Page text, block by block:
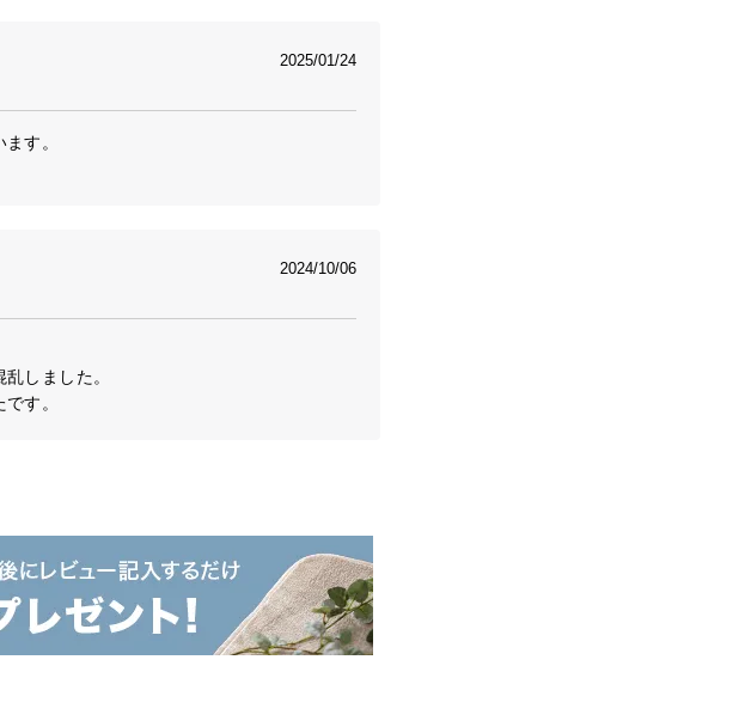
2025/01/24
す。
2024/10/06
しました。
す。